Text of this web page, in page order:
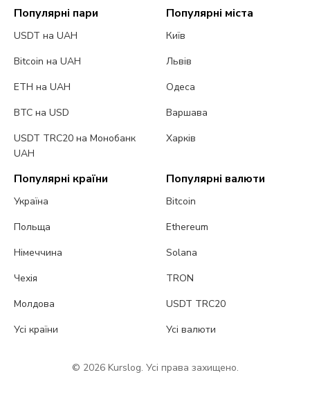
Популярні пари
USDT на UAH
Bitcoin на UAH
ETH на UAH
BTC на USD
USDT TRC20 на Монобанк
UAH
Популярні міста
Київ
Львів
Одеса
Варшава
Харків
Популярні країни
Україна
Польща
Німеччина
Чехія
Молдова
Усі країни
Популярні валюти
Bitcoin
Ethereum
Solana
TRON
USDT TRC20
Усі валюти
© 2026 Kurslog. Усі права захищено.